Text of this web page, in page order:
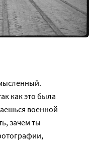
как это была
военной
зачем ты